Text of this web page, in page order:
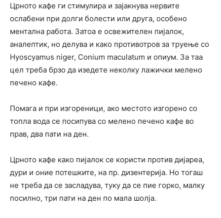
Црното кафе ги стимулира и зајакнува нервите
ослабени при долги болести или друга, особено
ментална работа. Затоа е освежителен пијалок,
аналептик, но делува и како противотров за труење со
Hyoscyamus niger, Conium maculatum и опиум. За таа
цел треба брзо да изедете неколку лажички мелено
печено кафе.
Помага и при изгореници, ако местото изгорено со
топла вода се посипува со мелено печено кафе во
прав, два пати на ден.
Црното кафе како пијалок се користи против дијареа,
дури и оние потешките, на пр. дизентерија. Но тогаш
не треба да се засладува, туку да се пие горко, малку
посилно, три пати на ден по мала шолја.